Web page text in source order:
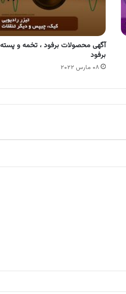
آگهی محصولات برفود ، تخمه و پسته
برفود
۰۸ مارس ۲۰۲۲